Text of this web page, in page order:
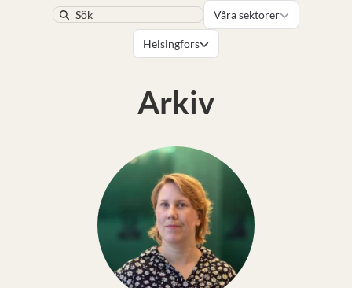
Search
Våra sektorer
Våra sektorer
Platser
Helsingfors
Arkiv